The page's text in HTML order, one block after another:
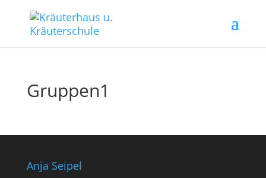
Gruppen1
Anja Seipel